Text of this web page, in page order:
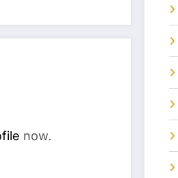
now.